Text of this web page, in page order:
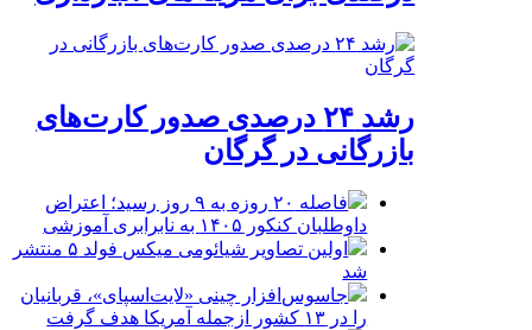
رشد ۲۴ درصدی صدور کارت‌های
بازرگانی در گرگان
فاصله ۲۰ روزه به ۹ روز رسید؛ اعتراض
داوطلبان کنکور ۱۴۰۵ به نابرابری آموزشی
اولین تصاویر شیائومی میکس فولد ۵ منتشر
شد
جاسوس‌افزار چینی «لایت‌اسپای»، قربانیان
را در ۱۳ کشور ازجمله آمریکا هدف گرفت